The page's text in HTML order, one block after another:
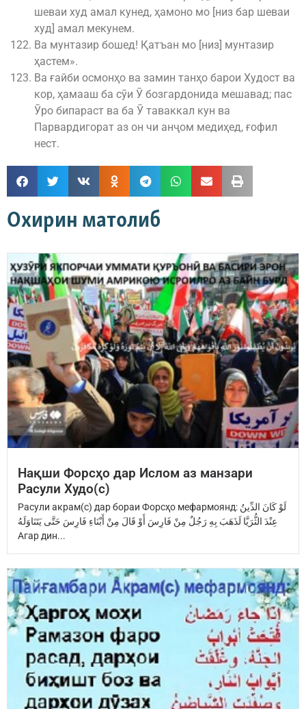
шеваи худ амал кунед, ҳамоно мо [низ бар шеваи
худ] амал мекунем.
Ва мунтазир бошед! Қатъан мо [низ] мунтазир
ҳастем».
Ва ғайби осмонҳо ва замин танҳо барои Худост ва
кор, ҳамааш ба сӯи Ӯ бозгардонида мешавад; пас
Ӯро бипараст ва ба Ӯ таваккал кун ва
Парвардигорат аз он чи анҷом медиҳед, ғофил
нест.
Охирин матолиб
Нақши Форсҳо дар Ислом аз манзари
Расули Худо(с)
Расули акрам(с) дар бораи Форсҳо мефармоянд: ‏لَوْ كَانَ الدِّينُ
عِنْدَ ‏الثُّرَيَّا‏ ‏لَذَهَبَ بِهِ رَجُلٌ مِنْ فَارِسَ ‏أَوْ قَالَ مِنْ أَبْنَاءِ فَارِسَ ‏حَتَّى يَتَنَاوَلَهُ
Агар дин...